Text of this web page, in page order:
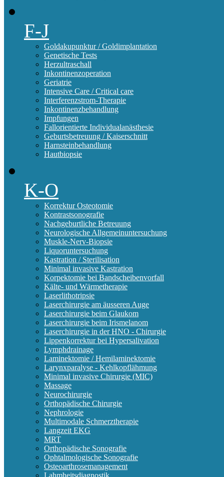
F-J
Goldakupunktur / Goldimplantation
Genetische Tests
Herzultraschall
Inkontinenzoperation
Geriatrie
Intensive Care / Critical care
Interferenzstrom-Therapie
Inkontinenzbehandlung
Impfungen
Fallorientierte Individualanästhesie
Geburtsbetreuung / Kaiserschnitt
Harnsteinbehandlung
Hautbiopsie
K-O
Korrektur Osteotomie
Kontrastsonografie
Nachgeburtliche Betreuung
Neurologische Allgemeinuntersuchung
Muskle-Nerv-Biopsie
Liquoruntersuchung
Kastration / Sterilisation
Minimal invasive Kastration
Korpektomie bei Bandscheibenvorfall
Kälte- und Wärmetherapie
Laserlithotripsie
Laserchirurgie am äusseren Auge
Laserchirurgie beim Glaukom
Laserchirurgie beim Irismelanom
Laserchirurgie in der HNO - Chirurgie
Lippenkorrektur bei Hypersalivation
Lymphdrainage
Laminektomie / Hemilaminektomie
Larynxparalyse - Kehlkopflähmung
Minimal invasive Chirurgie (MIC)
Massage
Neurochirurgie
Orthopädische Chirurgie
Nephrologie
Multimodale Schmerztherapie
Langzeit EKG
MRT
Orthopädische Sonografie
Ophtalmologische Sonografie
Osteoarthrosemanagement
Lahmheitsdiagnostik